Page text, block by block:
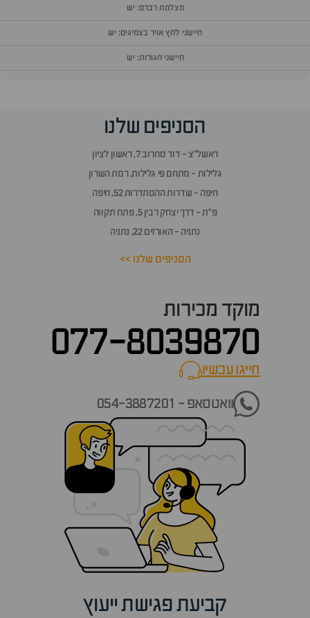
מצלמת רברס: יש
חיישני לחץ אויר בצמיגים: יש
חיישני חגורות: יש
הסניפים שלנו
ראשל״צ - דוד סחרוב 7, ראשון לציון
גלילות - מתחם פי גלילות, רמת השרון
חיפה - שדרות ההסתדרות 52, חיפה
פ״ת - דרך יצחק רבין 5, פתח תקווה
נתניה - האורזים 22, נתניה
הסניפים שלנו >>
מוקד מכירות
077-8039870
חייגו עכשיוcall now
וואטסאפ - 054-3887201
קביעת פגישת ייעוץ